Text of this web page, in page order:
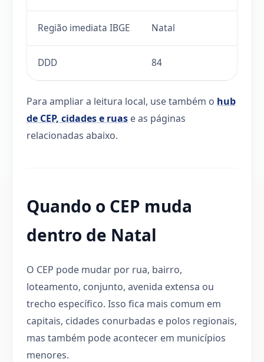
Região imediata IBGE Natal
DDD 84
Para ampliar a leitura local, use também o hub
de CEP, cidades e ruas e as páginas
relacionadas abaixo.
Quando o CEP muda
dentro de Natal
O CEP pode mudar por rua, bairro,
loteamento, conjunto, avenida extensa ou
trecho específico. Isso fica mais comum em
capitais, cidades conurbadas e polos regionais,
mas também pode acontecer em municípios
menores.